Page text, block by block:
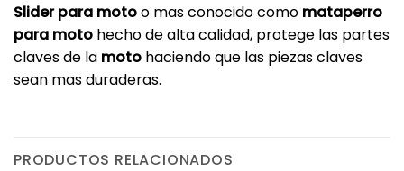
Slider para motoo mas conocido como mataperro
para moto hecho de alta calidad, protege las partes
claves de la moto haciendo que las piezas claves
sean mas duraderas.
PRODUCTOS RELACIONADOS